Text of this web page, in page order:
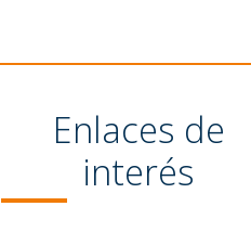
Enlaces de
interés